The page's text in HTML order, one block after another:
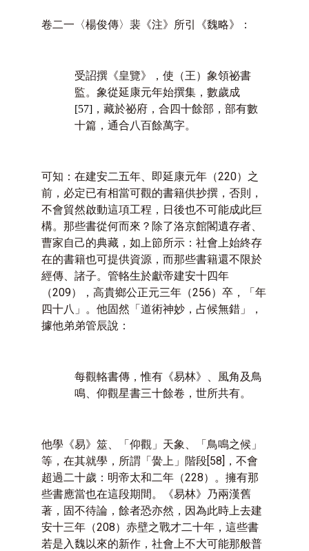
卷二一〈楊俊傳〉裴《注》所引《魏略》：
受詔撰《皇覽》，使（王）象領祕書
監。象從延康元年始撰集，數歲成
[57] ，藏於祕府，合四十餘部，部有數
十篇，通合八百餘萬字。
可知：在建安二五年、即延康元年（220）之
前，必定已有相當可觀的書籍供抄撰，否則，
不會貿然啟動這項工程，日後也不可能成此巨
構。那些書從何而來？除了洛京館閣遺存者、
曹家自己的典藏，如上節所示：社會上始終存
在的書籍也可提供資源，而那些書籍還不限於
經傳、諸子。管輅生於獻帝建安十四年
（209），高貴鄉公正元三年（256）卒，「年
四十八」。他固然「道術神妙，占候無錯」，
據他弟弟管辰說：
每觀輅書傳，惟有《易林》、風角及鳥
鳴、仰觀星書三十餘卷，世所共有。
他學《易》筮、「仰觀」天象、「鳥鳴之候」
等，在其就學，所謂「黌上」階段[58] ，不會
超過二十歲：明帝太和二年（228）。擁有那
些書應當也在這段期間。《易林》乃兩漢舊
著，固不待論，餘者恐亦然，因為此時上去建
安十三年（208）赤壁之戰才二十年，這些書
若是入魏以來的新作，社會上不大可能那般普